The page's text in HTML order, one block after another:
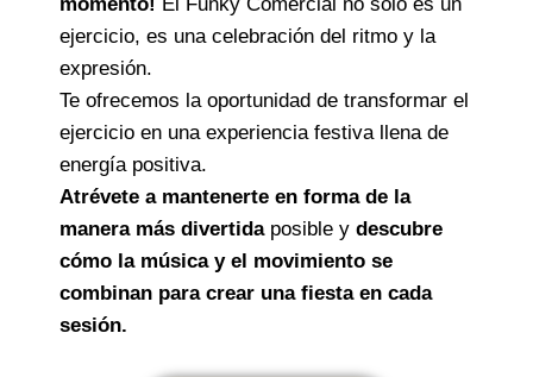
Anterior
ejercicio, es una celebración del ritmo y la
expresión.
Te ofrecemos la oportunidad de transformar el
ejercicio en una experiencia festiva llena de
energía positiva.
Atrévete a mantenerte en forma de la
manera más divertidaposible y descubre
cómo la música y el movimiento se
combinan para crear una fiesta en cada
sesión.